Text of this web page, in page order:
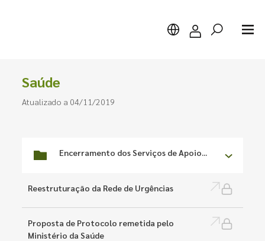
Saúde
Atualizado a 04/11/2019
Encerramento dos Serviços de Apoio...
Reestruturação da Rede de Urgências
Proposta de Protocolo remetida pelo
Ministério da Saúde